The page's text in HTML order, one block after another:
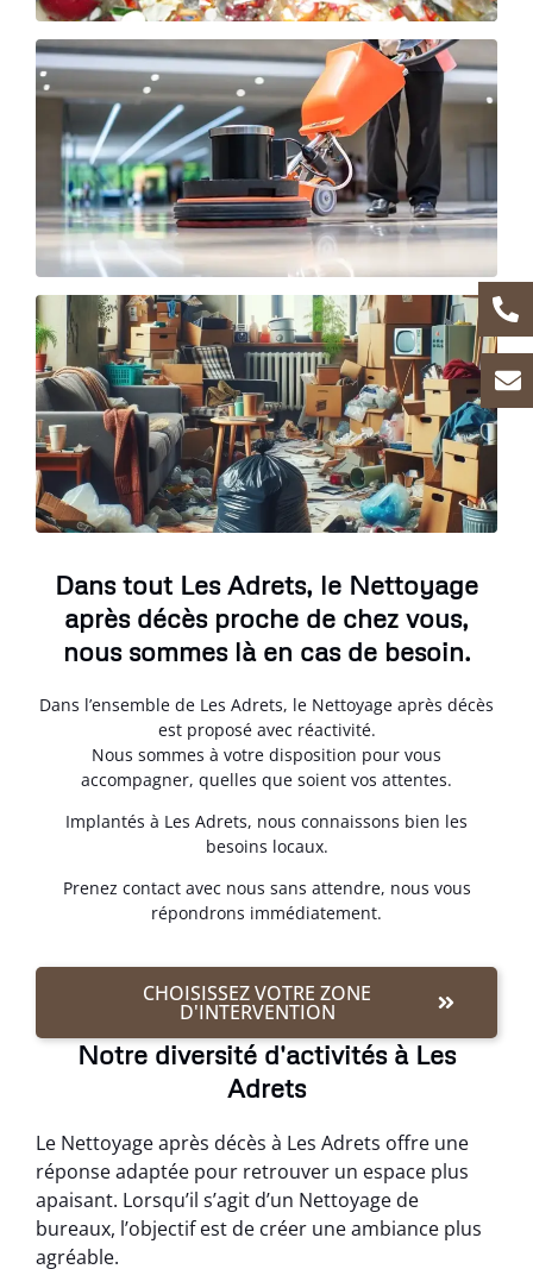
Dans tout Les Adrets, le Nettoyage
après décès proche de chez vous,
nous sommes là en cas de besoin.
Dans l’ensemble de Les Adrets, le Nettoyage après décès
est proposé avec réactivité.
Nous sommes à votre disposition pour vous
accompagner, quelles que soient vos attentes.
Implantés à Les Adrets, nous connaissons bien les
besoins locaux.
Prenez contact avec nous sans attendre, nous vous
répondrons immédiatement.
CHOISISSEZ VOTRE ZONE
D'INTERVENTION
Notre diversité d'activités à Les
Adrets
Le Nettoyage après décès à Les Adrets offre une
réponse adaptée pour retrouver un espace plus
apaisant. Lorsqu’il s’agit d’un Nettoyage de
bureaux, l’objectif est de créer une ambiance plus
agréable.